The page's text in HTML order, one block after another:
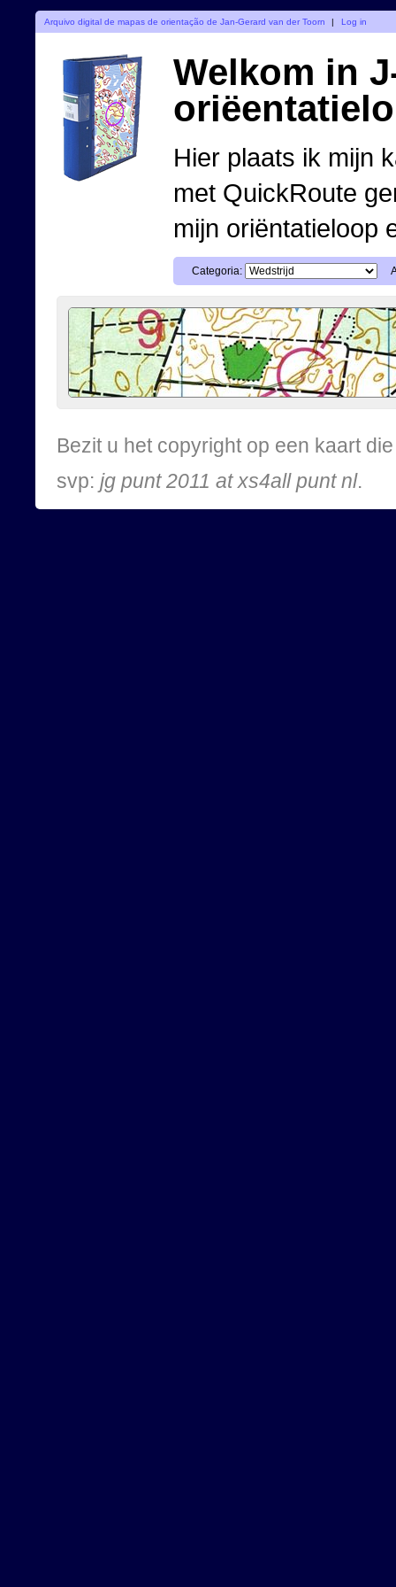
Arquivo digital de mapas de orientação de Jan-Gerard van der Toorn | Log in
Welkom in
Hier plaats ik mijn
met QuickRoute
mijn oriëntatieloop
Categoria:
Bezit u het copyright op een kaart
svp: jg punt 2011 at xs4all punt nl.